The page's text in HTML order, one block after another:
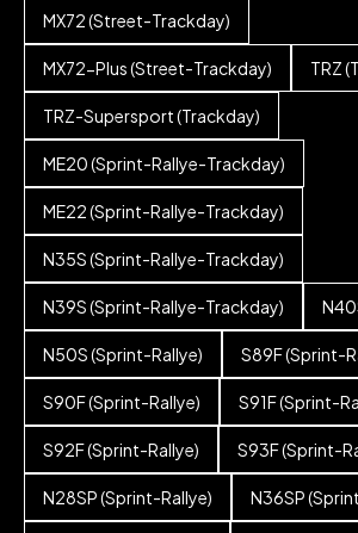
MX72 (Street-Trackday)
MX72-Plus (Street-Trackday) TRZ
TRZ-Supersport (Trackday)
ME20 (Sprint-Rallye-Trackday)
ME22 (Sprint-Rallye-Trackday)
N35S (Sprint-Rallye-Trackday)
N39S (Sprint-Rallye-Trackday)
N50S (Sprint-Rallye) S89F (Sprint-
S90F (Sprint-Rallye) S91F (Sprint-
S92F (Sprint-Rallye) S93F (Sprint-
N28SP (Sprint-Rallye) N36SP